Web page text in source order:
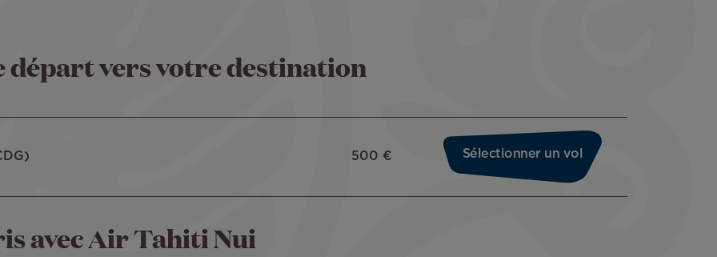
départ vers votre destination
500 € Sélectionner un vol
avec Air Tahiti Nui